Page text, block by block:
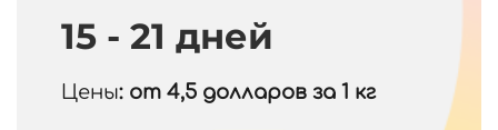
15 - 21 дней
Цены: от 4,5 долларов за 1 кг